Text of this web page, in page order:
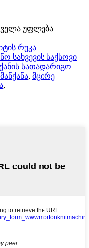
უფლება
რუკა
სახვევის საქსოვი
სათადარიგო
, მცირე
,